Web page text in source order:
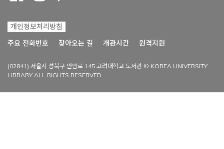
개인정보처리방침
주요 전화번호
찾아오는 길 개관시간 원격지원
(02841) 서울시 성북구 안암로 145 고려대학교 도서관 © KOREA UNIVERSITY
LIBRARY ALL RIGHTS RESERVED.